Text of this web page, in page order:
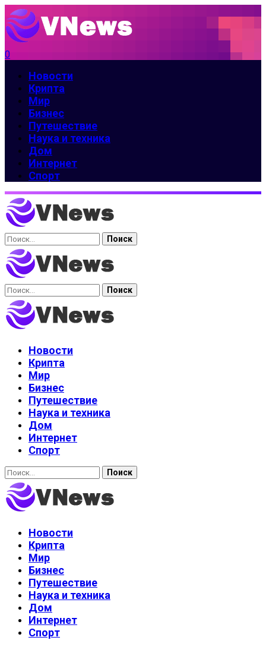
0
Новости
Крипта
Мир
Бизнес
Путешествие
Наука и техника
Дом
Интернет
Спорт
Найти:
Найти:
Новости
Крипта
Мир
Бизнес
Путешествие
Наука и техника
Дом
Интернет
Спорт
Найти:
Новости
Крипта
Мир
Бизнес
Путешествие
Наука и техника
Дом
Интернет
Спорт